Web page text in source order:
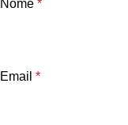
Nome *
Email *